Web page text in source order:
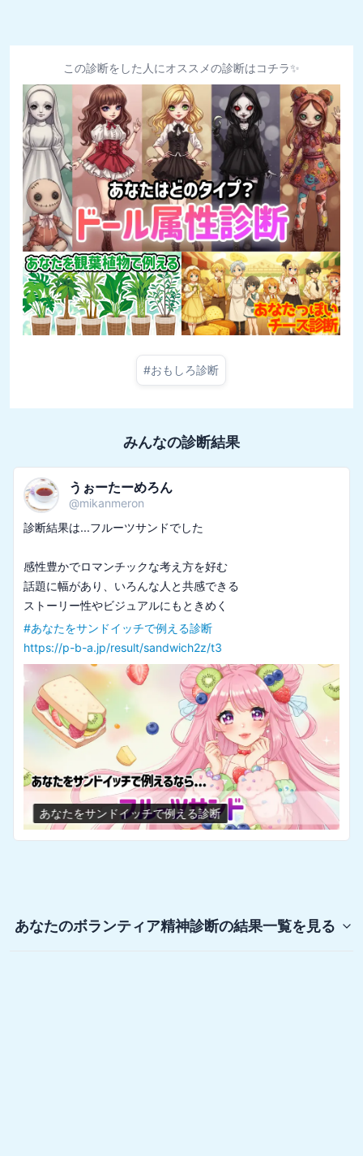
この診断をした人にオススメの診断はコチラ✨
#おもしろ診断
みんなの診断結果
うぉーたーめろん
@mikanmeron
診断結果は...フルーツサンドでした
感性豊かでロマンチックな考え方を好む
話題に幅があり、いろんな人と共感できる
#あなたをサンドイッチで例える診断
https://p-b-a.jp/result/sandwich2z/t3
あなたをサンドイッチで例える診断
あなたのボランティア精神診断の結果一覧を見る